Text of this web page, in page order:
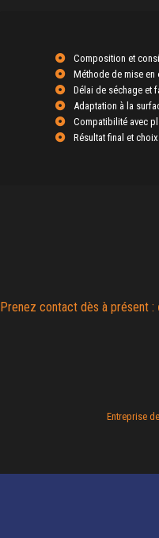
Composition et
Méthode de mise en
Délai de séchage et
Adaptation à la
Compatibilité avec
Résultat final et
Prenez contact dès à présent :
Entreprise